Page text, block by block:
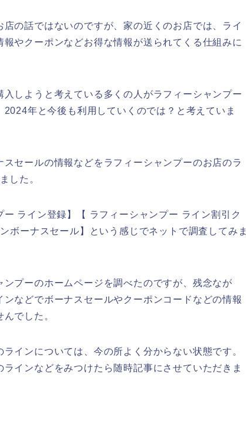
の話ではないのですが、家の近くのお店では、ライ
やクーポンなどお得な情報が送られてくる仕組みに
しようと考えている多くの人がラフィーシャンプー
年と今後も利用していくのでは？と考えていま
セールの情報などをラフィーシャンプーのお店のラ
した。
ライン登録】【 ラフィーシャンプー ライン割引ク
ボーナスセール】という感じでネットで調査してみま
プーのホームページを調べたのですが、残念なが
などでボーナスセールやクーポンコードなどの情報
でした。
インについては、今の所よく分からない状態です。
インなどをみつけたら随時記事にさせていただきま